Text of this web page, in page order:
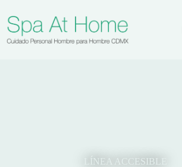
contenido
LÍNEA ACCESIBLE